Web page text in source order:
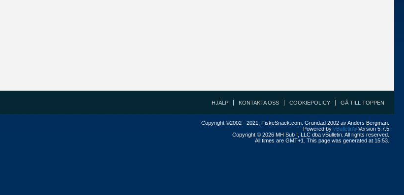
HJÄLP KONTAKTA OSS COOKIEPOLICY GÅ TILL TOPPEN
Copyright ©2002 - 2021, FiskeSnack.com. Grundad 2002 av Anders Bergman.
Powered by vBulletin® Version 5.7.5
Copyright © 2026 MH Sub I, LLC dba vBulletin. All rights reserved.
All times are GMT+1. This page was generated at 15:53.